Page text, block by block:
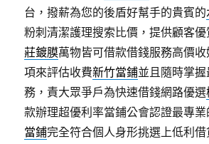
台，撥薪為您的後盾好幫手的貴賓的
粉刺清潔護理搜索比價，提供顧客
莊鍍膜萬物皆可借款借錢服務高價
項來評估收費新竹當鋪並且隨時掌
務，責大眾爭戶為快速借錢網路優選
款辦理超優利率當鋪公會認證最專
當鋪完全符合個人身形挑選上低利